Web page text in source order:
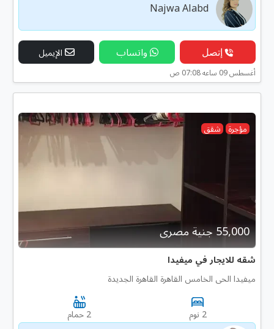
Najwa Alabd
إتصل واتساب الإيميل
أغسطس 09 ساعه 07:08 ص
مؤجرة شقق
55,000 جنية مصرى
شقه للايجار في ميفيدا
ميفيدا الحى الخامس القاهرة القاهرة الجديدة
2 نوم 2 حمام